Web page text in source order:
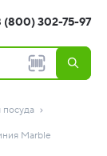
(800) 302-75-97
Marble